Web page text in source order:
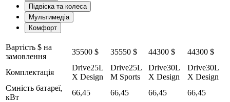
Підвіска та колеса
Мультимедіа
Комфорт
Вартість $ на
замовлення
35500 $ 35550 $ 44300 $ 44300 $
Комплектація
Drive25L
X Design
Drive25L
M Sports
Drive30L
X Design
Drive30L
X Design
Ємність батареї,
кВт
66,45 66,45 66,45
66,45